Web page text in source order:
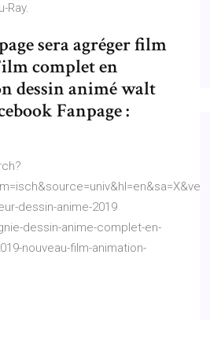
Ray.
sera agréger film
complet en
dessin animé walt
Fanpage :
dessin-anime-2019
dessin-anime-complet-en-
nouveau-film-animation-